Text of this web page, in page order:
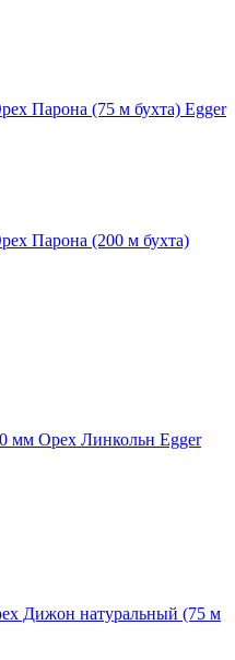
Парона (75 м бухта) Egger
Парона (200 м бухта)
мм Орех Линкольн Egger
Дижон натуральный (75 м